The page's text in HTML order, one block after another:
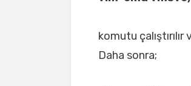
komutu
Daha sonra;